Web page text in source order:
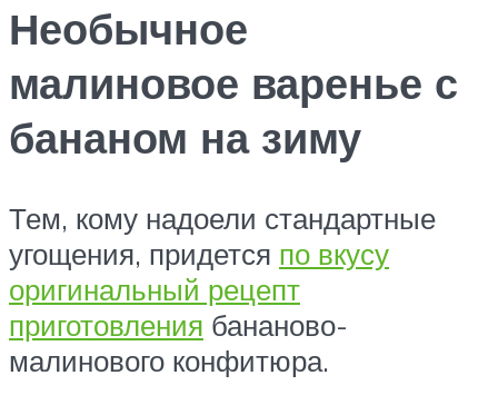
Необычное
малиновое варенье с
бананом на зиму
Тем, кому надоели стандартные
угощения, придется по вкусу
оригинальный рецепт
приготовления бананово-
малинового конфитюра.